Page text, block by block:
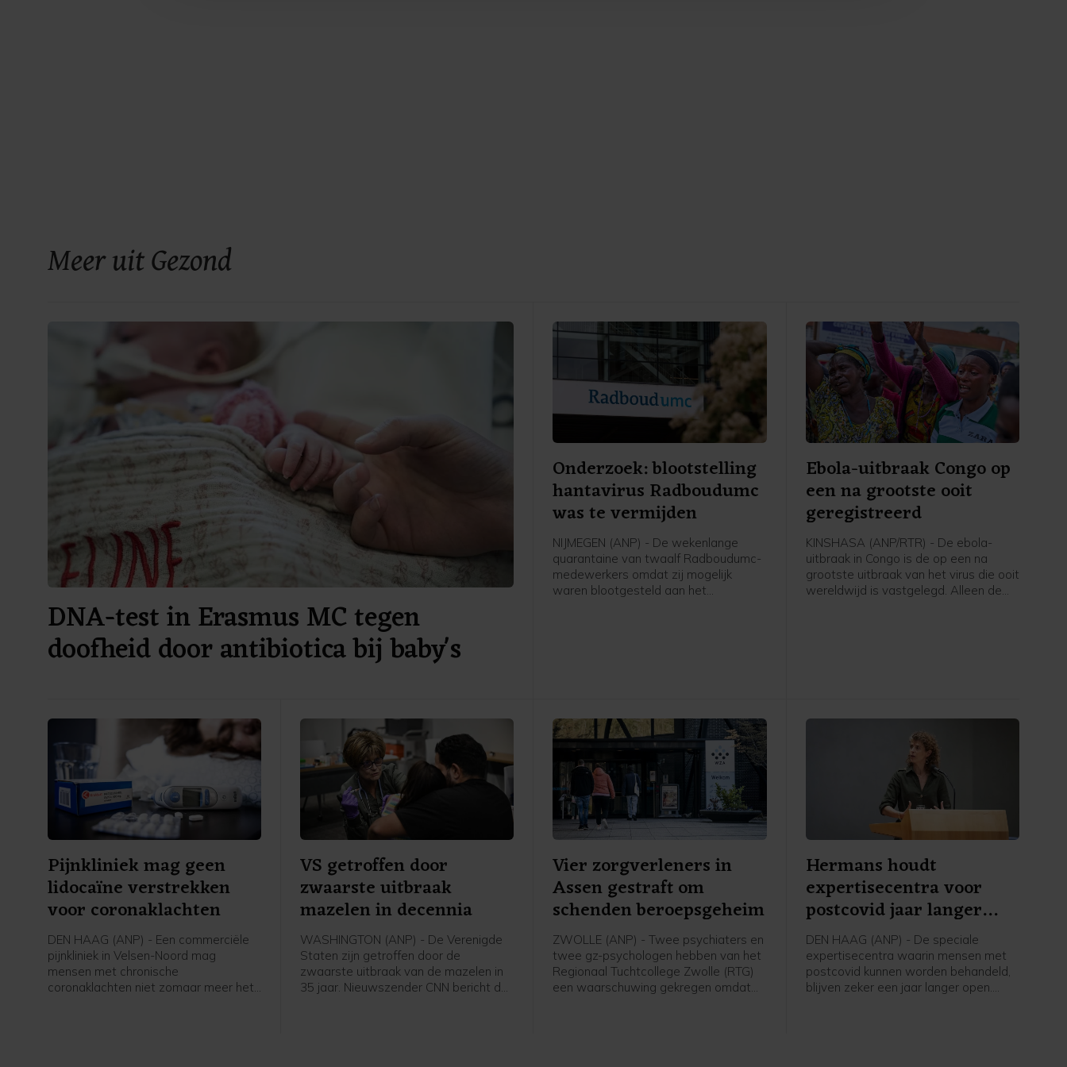
Meer uit Gezond
DNA-test in Erasmus MC tegen
doofheid door antibiotica bij baby's
Onderzoek: blootstelling
hantavirus Radboudumc
was te vermijden
NIJMEGEN (ANP) - De wekenlange
quarantaine van twaalf Radboudumc-
medewerkers omdat zij mogelijk
waren blootgesteld aan het
Ebola-uitbraak Congo op
een na grootste ooit
geregistreerd
KINSHASA (ANP/RTR) - De ebola-
uitbraak in Congo is de op een na
grootste uitbraak van het virus die ooit
wereldwijd is vastgelegd. Alleen de
Pijnkliniek mag geen
lidocaïne verstrekken
voor coronaklachten
DEN HAAG (ANP) - Een commerciële
pijnkliniek in Velsen-Noord mag
mensen met chronische
coronaklachten niet zomaar meer het
VS getroffen door
zwaarste uitbraak
mazelen in decennia
WASHINGTON (ANP) - De Verenigde
Staten zijn getroffen door de
zwaarste uitbraak van de mazelen in
35 jaar. Nieuwszender CNN bericht dat
Vier zorgverleners in
Assen gestraft om
schenden beroepsgeheim
ZWOLLE (ANP) - Twee psychiaters en
twee gz-psychologen hebben van het
Regionaal Tuchtcollege Zwolle (RTG)
een waarschuwing gekregen omdat
Hermans houdt
expertisecentra voor
postcovid jaar langer
open
DEN HAAG (ANP) - De speciale
expertisecentra waarin mensen met
postcovid kunnen worden behandeld,
blijven zeker een jaar langer open.